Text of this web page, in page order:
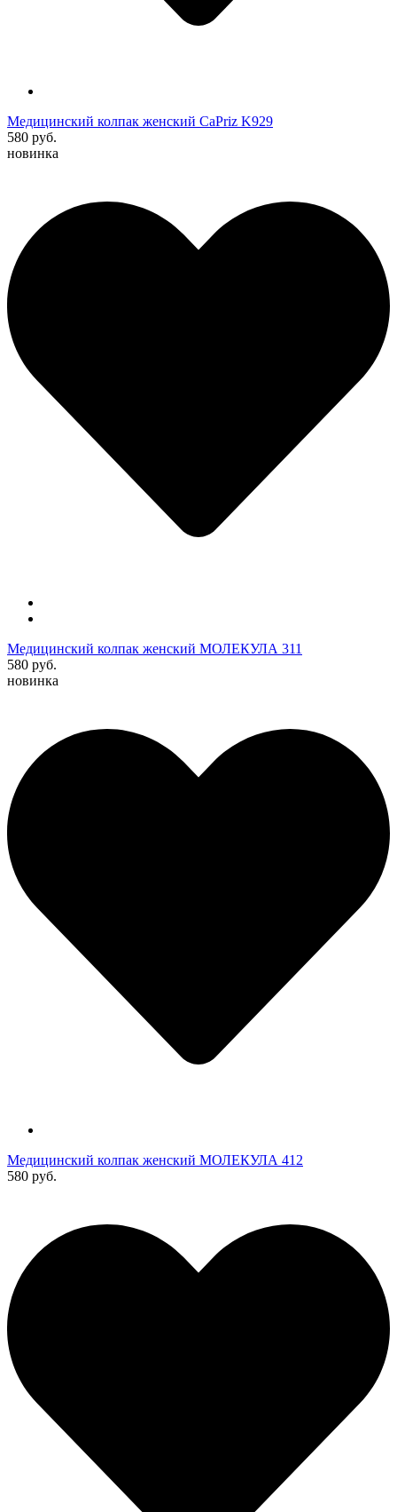
Медицинский колпак женский CaPriz K929
580 руб.
новинка
Медицинский колпак женский МОЛЕКУЛА 311
580 руб.
новинка
Медицинский колпак женский МОЛЕКУЛА 412
580 руб.